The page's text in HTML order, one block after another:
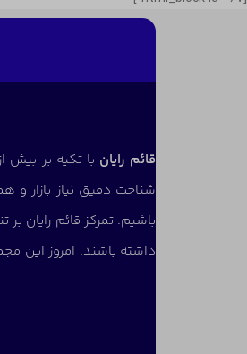
قائم رایان با تکیه بر بیش
شناخت دقیق نیاز بازار و
باشیم. تمرکز قائم رایان
داشته باشند. امروز این